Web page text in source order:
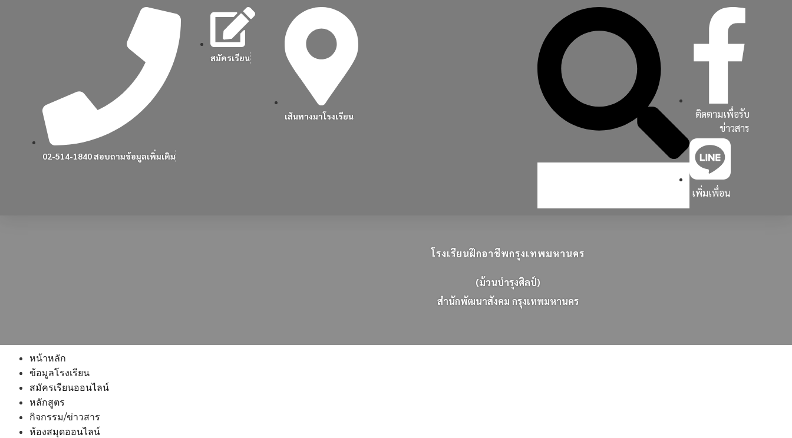
02-514-1840 สอบถามข้อมูลเพิ่มเติม
สมัครเรียน
เส้นทางมาโรงเรียน
ติดตามเพื่อรับ
ข่าวสาร
เพิ่มเพื่อน
โรงเรียนฝึกอาชีพกรุงเทพมหานคร
(ม้วนบำรุงศิลป์)
สนกพฒนาสงคม กรงเทพมหานคร
หน้าหลัก
ข้อมูลโรงเรียน
สมัครเรียนออนไลน์
หลักสูตร
กิจกรรม/ข่าวสาร
ห้องสมุดออนไลน์